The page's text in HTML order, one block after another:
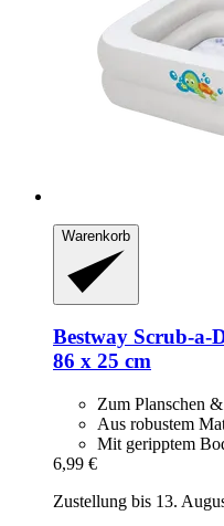
Warenkorb
Bestway Scrub-​a-​
86 x 25 cm
Zum Planschen
Aus robustem
Mit geripptem
6,99 €
Zustellung bis 13.